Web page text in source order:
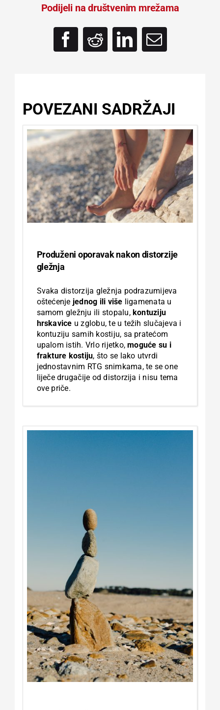
Podijeli na društvenim mrežama
POVEZANI SADRŽAJI
Produženi oporavak nakon distorzije
gležnja
Svaka distorzija gležnja podrazumijeva
oštećenje jednog ili više ligamenata u
samom gležnju ili stopalu, kontuziju
hrskavice u zglobu, te u težih slučajeva i
kontuziju samih kostiju, sa pratećom
upalom istih. Vrlo rijetko,moguće su i
frakture kostiju, što se lako utvrdi
jednostavnim RTG snimkama, te se one
liječe drugačije od distorzija i nisu tema
ove priče.